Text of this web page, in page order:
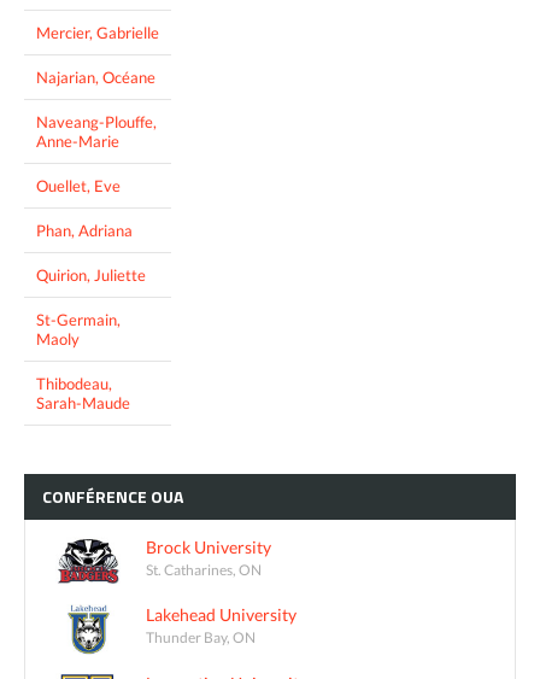
Mercier, Gabrielle
Najarian, Océane
Naveang-Plouffe,
Anne-Marie
Ouellet, Eve
Phan, Adriana
Quirion, Juliette
St-Germain,
Maoly
Thibodeau,
Sarah-Maude
CONFÉRENCE OUA
Brock University
St. Catharines, ON
Lakehead University
Thunder Bay, ON